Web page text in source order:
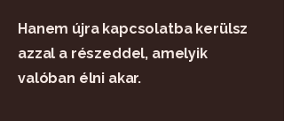
Hanem újra kapcsolatba kerülsz
azzal a részeddel, amelyik
valóban élni akar.